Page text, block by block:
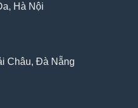
Hà Nội
Châu, Đà Nẵng